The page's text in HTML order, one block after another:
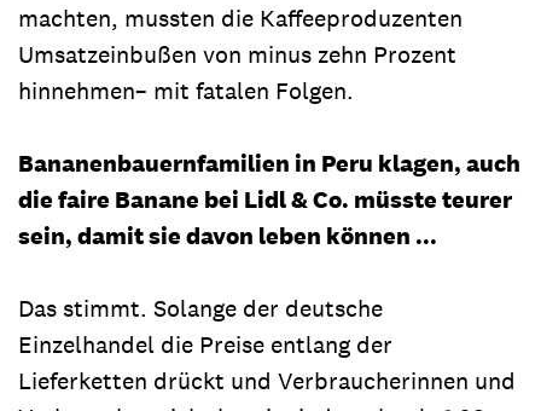
machten, mussten die Kaffeeproduzenten
Umsatzeinbußen von minus zehn Prozent
hinnehmen– mit fatalen Folgen.
Bananenbauernfamilien in Peru klagen, auch
die faire Banane bei Lidl & Co. müsste teurer
sein, damit sie davon leben können ...
Das stimmt. Solange der deutsche
Einzelhandel die Preise entlang der
Lieferketten drückt und Verbraucherinnen und